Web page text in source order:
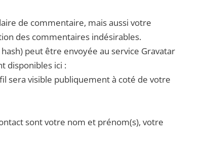
de commentaire, mais aussi votre
des commentaires indésirables.
peut être envoyée au service Gravatar
disponibles ici :
sera visible publiquement à coté de votre
sont votre nom et prénom(s), votre